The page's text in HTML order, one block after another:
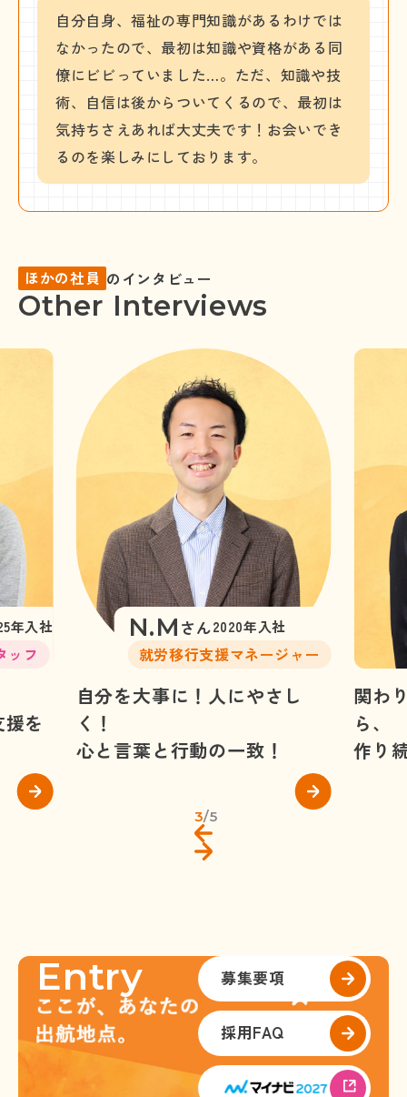
自分自身、福祉の専門知識があるわけでは
なかったので、最初は知識や資格がある同
僚にビビっていました…。ただ、知識や技
術、自信は後からついてくるので、最初は
気持ちさえあれば大丈夫です！お会いでき
るのを楽しみにしております。
ほかの社員 のインタビュー
Other Interviews
年入社
ッフ
を
N.M さん2020年入社
就労移行支援マネージャー
自分を大事に！人にやさし
く！
心と言葉と行動の一致！
関わ
ら、
作り
3/5
Entry 募集要項
採用FAQ